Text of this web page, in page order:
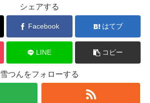
シェアする
Facebook はてブ
LINE コピー
雪つんをフォローする